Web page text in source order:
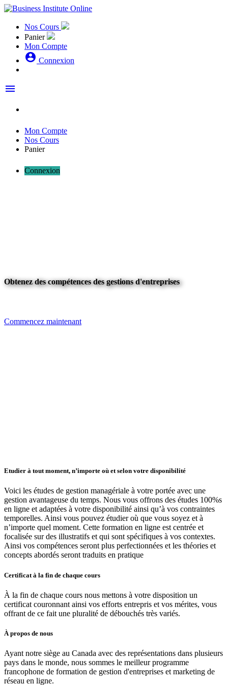
Nos Cours
Panier
Mon Compte
account_circle Connexion
menu
Mon Compte
Nos Cours
Panier
Connexion
Obtenez des compétences des gestions d'entreprises
Commencez maintenant
Etudier à tout moment, n’importe où et selon votre disponibilité
Voici les études de gestion managériale à votre portée avec une
gestion avantageuse du temps. Nous vous offrons des études 100%s
en ligne et adaptées à votre disponibilité ainsi qu’à vos contraintes
temporelles. Ainsi vous pouvez étudier où que vous soyez et à
n’importe quel moment. Cette formation en ligne est centrée et
focalisée sur des illustratifs et qui sont spécifiques à vos contextes.
Ainsi vos compétences seront plus perfectionnées et les théories et
concepts abordés seront traduits en pratique
Certificat à la fin de chaque cours
À la fin de chaque cours nous mettons à votre disposition un
certificat couronnant ainsi vos efforts entrepris et vos mérites, vous
offrant de ce fait une pluralité de débouchés très variés.
À propos de nous
Ayant notre siège au Canada avec des représentations dans plusieurs
pays dans le monde, nous sommes le meilleur programme
francophone de formation de gestion d'entreprises et marketing de
réseau en ligne.